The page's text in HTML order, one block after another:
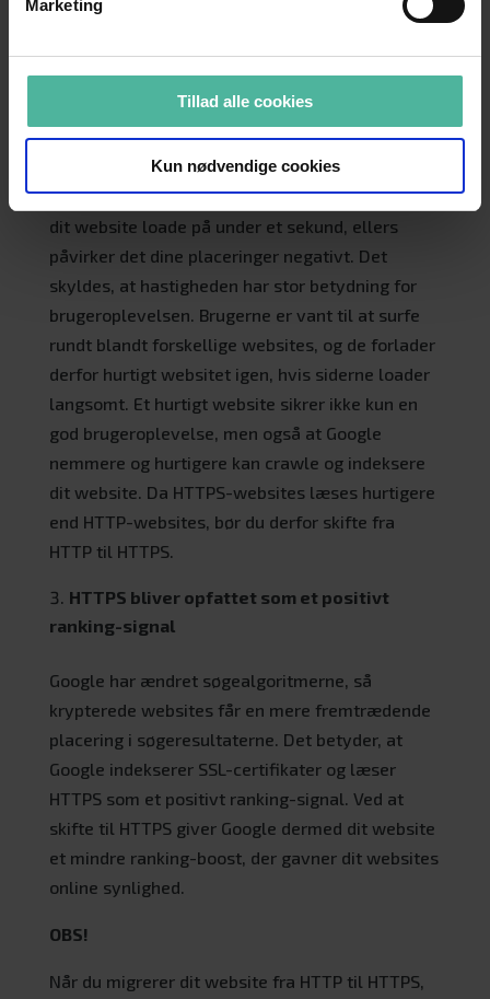
Marketing
Tillad alle cookies
Kun nødvendige cookies
det blandt andet load-hastighed, der er i fokus.
Derfor er det nu endnu vigtigere end tidligere, at
Et langsomt website kan koste kunder. I dag bør
dit website loade på under et sekund, ellers
påvirker det dine placeringer negativt. Det
skyldes, at hastigheden har stor betydning for
brugeroplevelsen. Brugerne er vant til at surfe
rundt blandt forskellige websites, og de forlader
derfor hurtigt websitet igen, hvis siderne loader
langsomt. Et hurtigt website sikrer ikke kun en
god brugeroplevelse, men også at Google
nemmere og hurtigere kan crawle og indeksere
dit website. Da HTTPS-websites læses hurtigere
end HTTP-websites, bør du derfor skifte fra
HTTP til HTTPS.
HTTPS bliver opfattet som et positivt
ranking-signal
Google har ændret søgealgoritmerne, så
krypterede websites får en mere fremtrædende
placering i søgeresultaterne. Det betyder, at
Google indekserer SSL-certifikater og læser
HTTPS som et positivt ranking-signal. Ved at
skifte til HTTPS giver Google dermed dit website
et mindre ranking-boost, der gavner dit websites
online synlighed.
OBS!
Når du migrerer dit website fra HTTP til HTTPS,